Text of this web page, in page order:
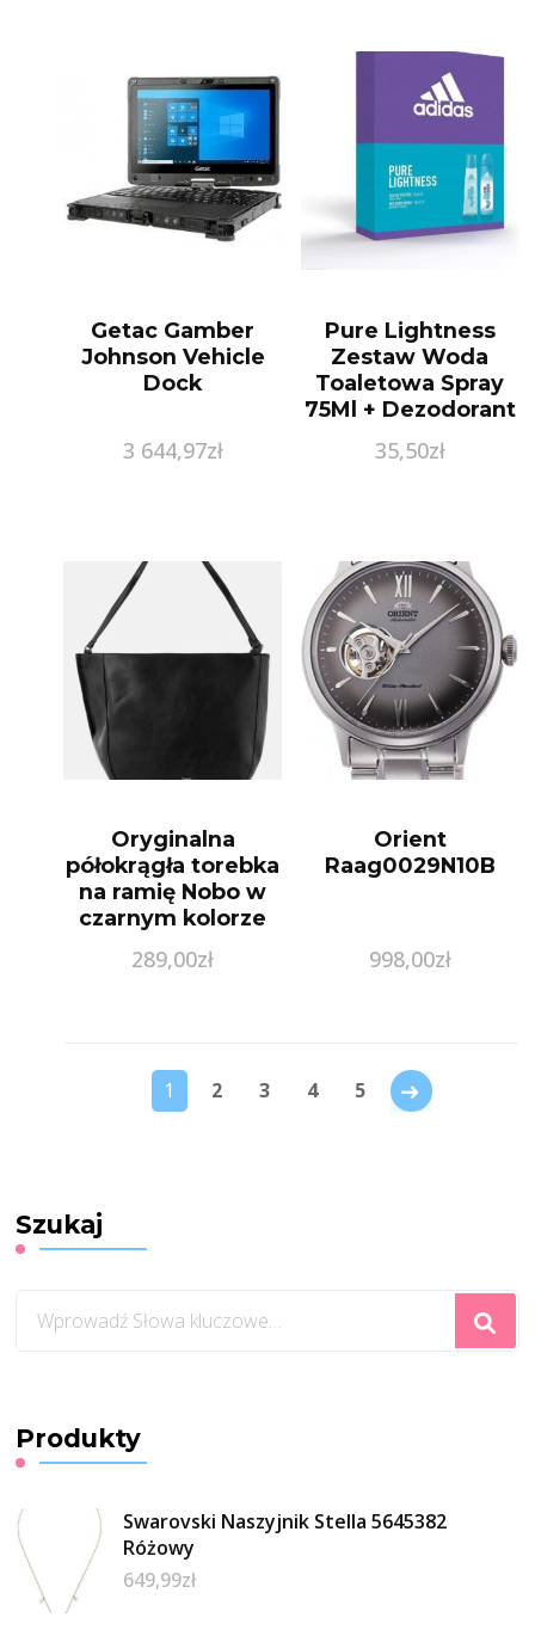
Getac Gamber
Johnson Vehicle
Dock
3 644,97zł
Pure Lightness
Zestaw Woda
Toaletowa Spray
75Ml + Dezodorant
35,50zł
Oryginalna
półokrągła torebka
na ramię Nobo w
czarnym kolorze
289,00zł
Orient
Raag0029N10B
998,00zł
1 2 3 4 5
Szukaj
czegoś?
Produkty
Swarovski Naszyjnik Stella 5645382
Różowy
649,99zł